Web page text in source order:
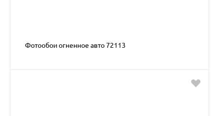
Фотообои огненное авто 72113